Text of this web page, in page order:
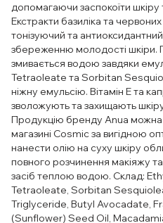
допомагаючи заспокоїти
Екстракти базиліка та
тонізуючий та
збереженню молодості шкіри.
змивається водою завдяки
Tetraoleate та Sorbitan
ніжну емульсію. Вітамін Е та
зволожують та захищають шкіру
Продукцію бренду Anua можна
магазині Cosmic за вигідною
нанести олію на суху шкіру
повного розчинення макіяжу
засіб теплою водою. Склад:
Tetraoleate, Sorbitan
Triglyceride, Butyl Avocadate,
(Sunflower) Seed Oil,